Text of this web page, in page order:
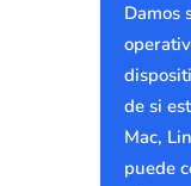
Damos
de si
Mac,
puede